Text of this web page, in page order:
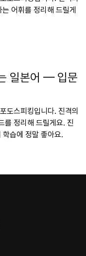
어휘를 정리해 드릴게
일본어 — 입문
도스피킹입니다. 진격의
를 정리해 드릴게요. 진
학습에 정말 좋아요.